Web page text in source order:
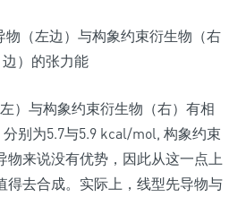
物（左边）与构象约束衍生物（右
边）的张力能
）与构象约束衍生物（右）有相
别为5.7与5.9 kcal/mol, 构象约束
物来说没有优势，因此从这一点上
得去合成。实际上，线型先导物与